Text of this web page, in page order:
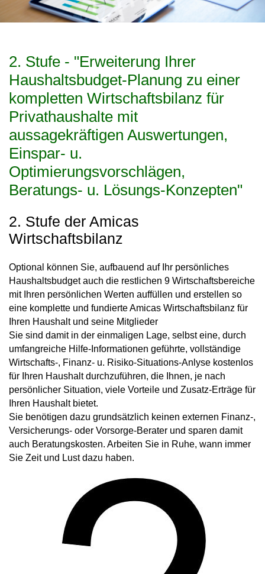
2. Stufe - "Erweiterung Ihrer
Haushaltsbudget-Planung zu einer
kompletten Wirtschaftsbilanz für
Privathaushalte mit
aussagekräftigen Auswertungen,
Einspar- u.
Optimierungsvorschlägen,
Beratungs- u. Lösungs-Konzepten"
2. Stufe der Amicas
Wirtschaftsbilanz
Optional können Sie, aufbauend auf Ihr persönliches
Haushaltsbudgetauch die restlichen 9 Wirtschaftsbereiche
mit Ihren persönlichen Werten auffüllen und erstellen so
eine komplette und fundierte Amicas Wirtschaftsbilanz für
Ihren Haushalt und seine Mitglieder
Sie sind damit in der einmaligen Lage, selbst eine, durch
umfangreiche Hilfe-Informationen geführte, vollständige
Wirtschafts-, Finanz- u. Risiko-Situations-Anlyse kostenlos
für Ihren Haushalt durchzuführen, die Ihnen, je nach
persönlicher Situation, viele Vorteile und Zusatz-Erträge für
Ihren Haushalt bietet.
Sie benötigen dazu grundsätzlich keinen externen Finanz-,
Versicherungs- oder Vorsorge-Berater und sparen damit
auch Beratungskosten. Arbeiten Sie in Ruhe, wann immer
Sie Zeit und Lust dazu haben.